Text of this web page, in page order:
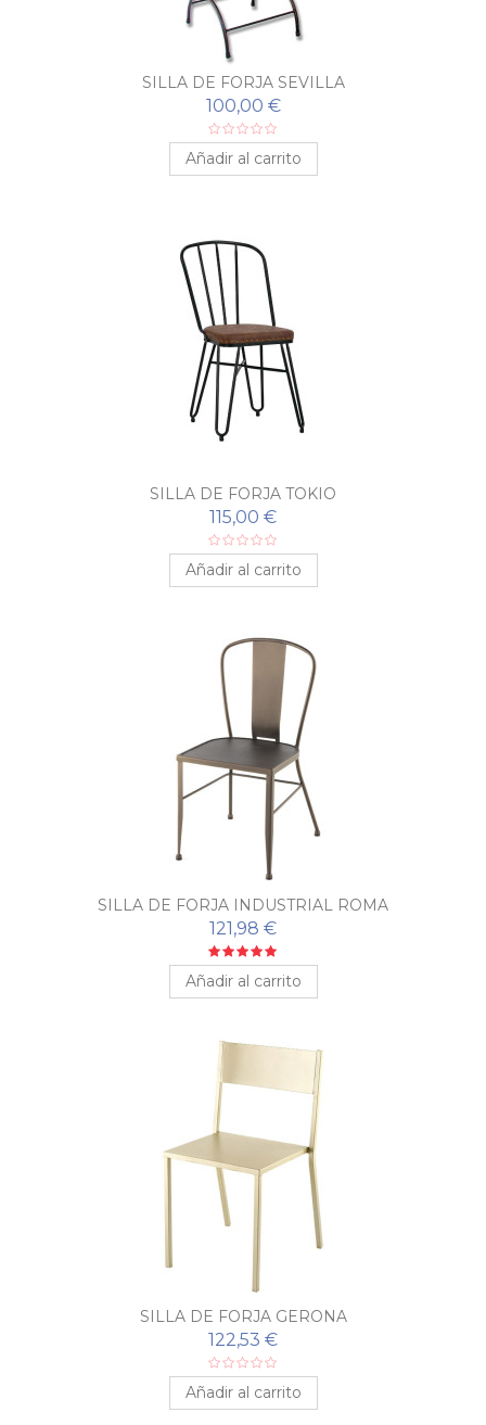
SILLA DE FORJA SEVILLA
100,00 €
Añadir al carrito
SILLA DE FORJA TOKIO
115,00 €
Añadir al carrito
SILLA DE FORJA INDUSTRIAL ROMA
121,98 €
Añadir al carrito
SILLA DE FORJA GERONA
122,53 €
Añadir al carrito